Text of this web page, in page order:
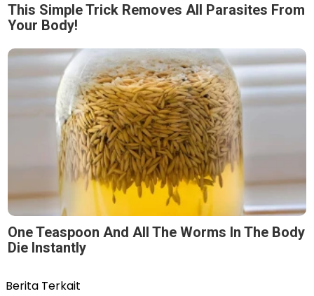
This Simple Trick Removes All Parasites From
Your Body!
One Teaspoon And All The Worms In The Body
Die Instantly
Berita Terkait